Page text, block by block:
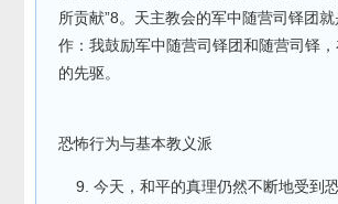
所贡献”8。天主教会的军中随营司铎团
作：我鼓励军中随营司铎团和随营司铎
的先驱。
恐怖行为与基本教义派
9. 今天，和平的真理仍然不断地受到